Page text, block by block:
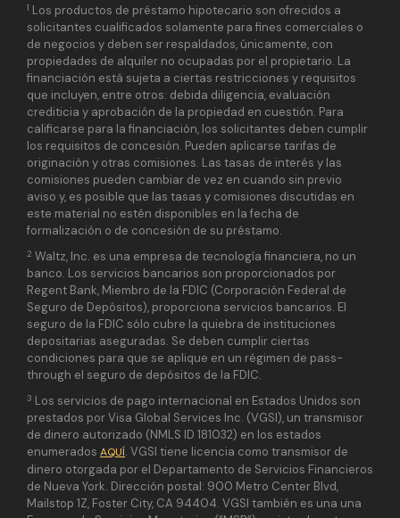
1 Los productos de préstamo hipotecario son ofrecidos a
solicitantes cualificados solamente para fines comerciales o
de negocios y deben ser respaldados, únicamente, con
propiedades de alquiler no ocupadas por el propietario. La
financiación está sujeta a ciertas restricciones y requisitos
que incluyen, entre otros: debida diligencia, evaluación
crediticia y aprobación de la propiedad en cuestión. Para
calificarse para la financiación, los solicitantes deben cumplir
los requisitos de concesión. Pueden aplicarse tarifas de
originación y otras comisiones. Las tasas de interés y las
comisiones pueden cambiar de vez en cuando sin previo
aviso y, es posible que las tasas y comisiones discutidas en
este material no estén disponibles en la fecha de
formalización o de concesión de su préstamo.
2 Waltz, Inc. es una empresa de tecnología financiera, no un
banco. Los servicios bancarios son proporcionados por
Regent Bank, Miembro de la FDIC (Corporación Federal de
Seguro de Depósitos), proporciona servicios bancarios. El
seguro de la FDIC sólo cubre la quiebra de instituciones
depositarias aseguradas. Se deben cumplir ciertas
condiciones para que se aplique en un régimen de pass-
through el seguro de depósitos de la FDIC.
3 Los servicios de pago internacional en Estados Unidos son
prestados por Visa Global Services Inc. (VGSI), un transmisor
de dinero autorizado (NMLS ID 181032) en los estados
enumerados AQUÍ. VGSI tiene licencia como transmisor de
dinero otorgada por el Departamento de Servicios Financieros
de Nueva York. Dirección postal: 900 Metro Center Blvd,
Mailstop 1Z, Foster City, CA 94404. VGSI también es una una